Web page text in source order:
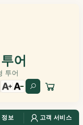
어
투어
정보 고객 서비스